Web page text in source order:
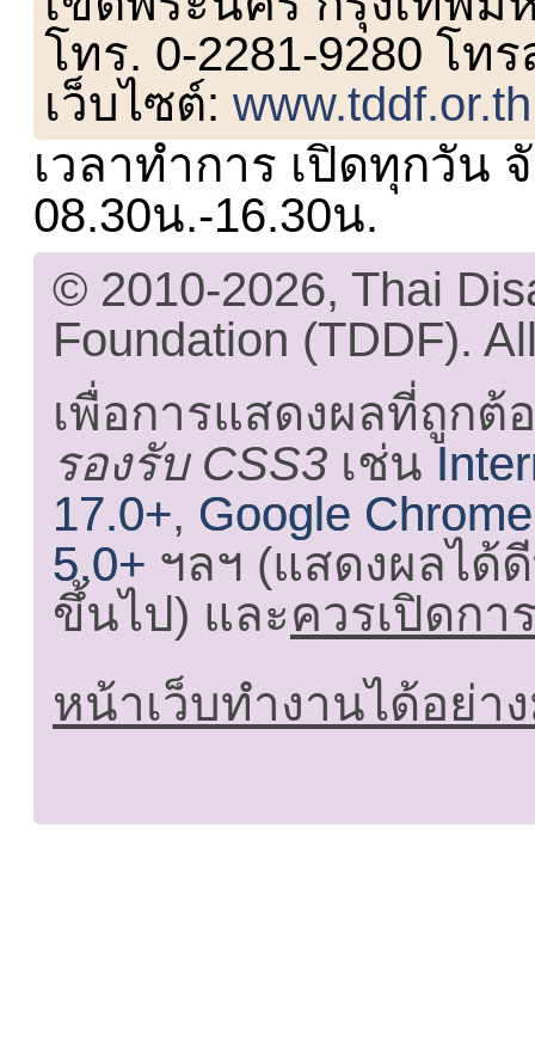
โทร. 0-2281-9280 โท
เว็บไซต์:www.tddf.or.th
เวลาทำการ เปิดทุกวัน
08.30น.-16.30น.
© 2010-2026, Thai
Foundation (TDDF).
เพื่อการแสดงผลที่ถูกต้
รองรับ CSS3 เช่น
17.0+, Google
5.0+ ฯลฯ (แสดงผลได้
ขึ้นไป) และควรเปิดกา
หน้าเว็บทำงานได้อย่า